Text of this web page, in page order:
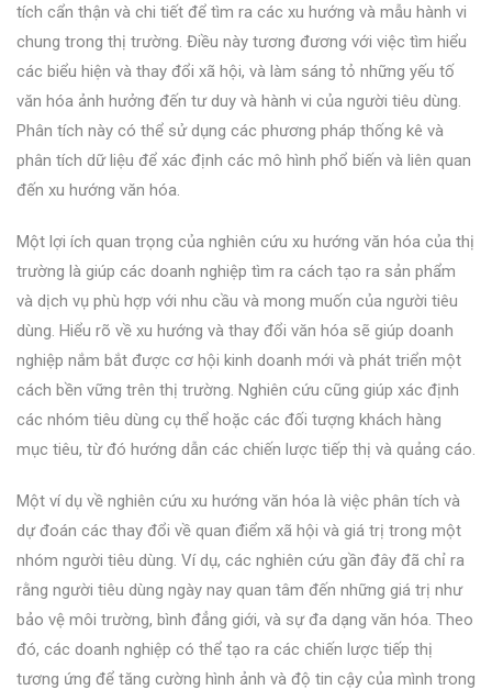
tích cẩn thận và chi tiết để tìm ra các xu hướng và mẫu hành vi
chung trong thị trường. Điều này tương đương với việc tìm hiểu
các biểu hiện và thay đổi xã hội, và làm sáng tỏ những yếu tố
văn hóa ảnh hưởng đến tư duy và hành vi của người tiêu dùng.
Phân tích này có thể sử dụng các phương pháp thống kê và
phân tích dữ liệu để xác định các mô hình phổ biến và liên quan
đến xu hướng văn hóa.
Một lợi ích quan trọng của nghiên cứu xu hướng văn hóa của thị
trường là giúp các doanh nghiệp tìm ra cách tạo ra sản phẩm
và dịch vụ phù hợp với nhu cầu và mong muốn của người tiêu
dùng. Hiểu rõ về xu hướng và thay đổi văn hóa sẽ giúp doanh
nghiệp nắm bắt được cơ hội kinh doanh mới và phát triển một
cách bền vững trên thị trường. Nghiên cứu cũng giúp xác định
các nhóm tiêu dùng cụ thể hoặc các đối tượng khách hàng
mục tiêu, từ đó hướng dẫn các chiến lược tiếp thị và quảng cáo.
Một ví dụ về nghiên cứu xu hướng văn hóa là việc phân tích và
dự đoán các thay đổi về quan điểm xã hội và giá trị trong một
nhóm người tiêu dùng. Ví dụ, các nghiên cứu gần đây đã chỉ ra
rằng người tiêu dùng ngày nay quan tâm đến những giá trị như
bảo vệ môi trường, bình đẳng giới, và sự đa dạng văn hóa. Theo
đó, các doanh nghiệp có thể tạo ra các chiến lược tiếp thị
tương ứng để tăng cường hình ảnh và độ tin cậy của mình trong